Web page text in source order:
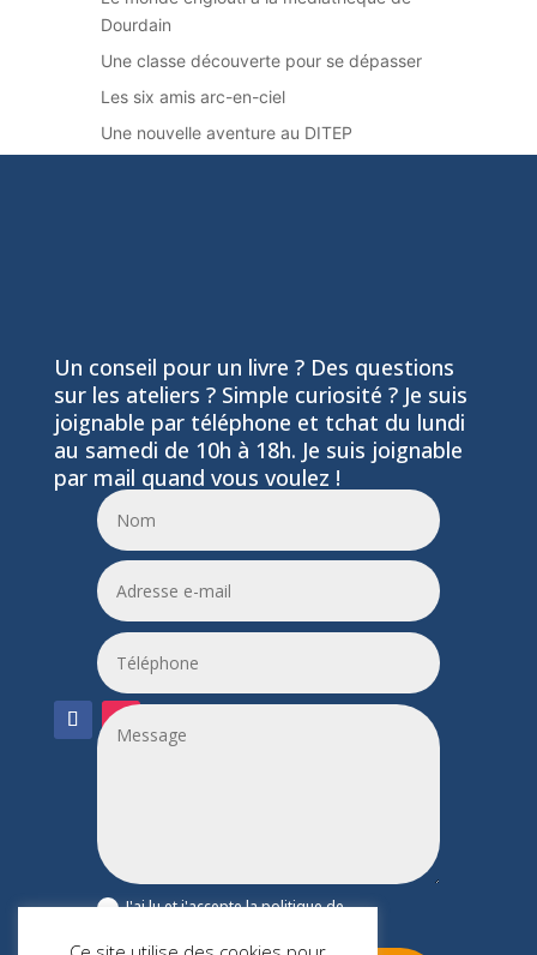
Dourdain
Une classe découverte pour se dépasser
Les six amis arc-en-ciel
Une nouvelle aventure au DITEP
Un conseil pour un livre ? Des questions
sur les ateliers ? Simple curiosité ? Je suis
joignable par téléphone et tchat du lundi
au samedi de 10h à 18h. Je suis joignable
par mail quand vous voulez !
06 24 55 86 51
leptitfilaplumes@etik.com
J'ai lu et j'accepte la politique de